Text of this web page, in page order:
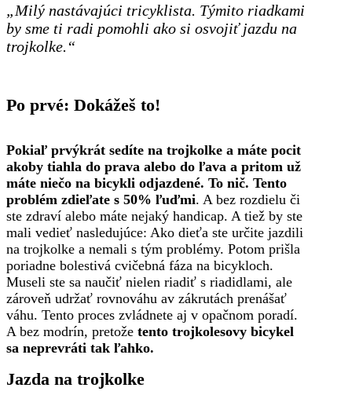
„Milý nastávajúci tricyklista. Týmito riadkami
by sme ti radi pomohli ako si osvojiť jazdu na
trojkolke.“
Po prvé: Dokážeš to!
Pokiaľ prvýkrát sedíte na trojkolke a máte pocit
akoby tiahla do prava alebo do ľava a pritom už
máte niečo na bicykli odjazdené. To nič. Tento
problém zdieľate s 50% ľuďmi. A bez rozdielu či
ste zdraví alebo máte nejaký handicap. A tiež by ste
mali vedieť nasledujúce: Ako dieťa ste určite jazdili
na trojkolke a nemali s tým problémy. Potom prišla
poriadne bolestivá cvičebná fáza na bicykloch.
Museli ste sa naučiť nielen riadiť s riadidlami, ale
zároveň udržať rovnováhu av zákrutách prenášať
váhu. Tento proces zvládnete aj v opačnom poradí.
A bez modrín, pretože tento trojkolesovy bicykel
sa neprevráti tak ľahko.
Jazda na trojkolke